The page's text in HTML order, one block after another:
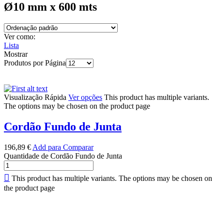
Ø10 mm x 600 mts
Ver como:
Lista
Mostrar
Produtos por Página
Visualização Rápida Ver opções This product has multiple variants.
The options may be chosen on the product page
Cordão Fundo de Junta
196,89 € Add para Comparar
Quantidade de Cordão Fundo de Junta
This product has multiple variants. The options may be chosen on
the product page